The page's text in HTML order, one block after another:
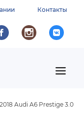
Контакты
Audi A6 Prestige 3.0